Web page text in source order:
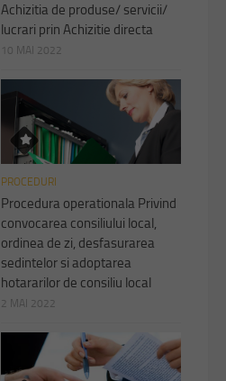
Achizitia de produse/ servicii/
lucrari prin Achizitie directa
10 MAI 2022
PROCEDURI
Procedura operationala Privind
convocarea consiliului local,
ordinea de zi, desfasurarea
sedintelor si adoptarea
hotararilor de consiliu local
2 MAI 2022